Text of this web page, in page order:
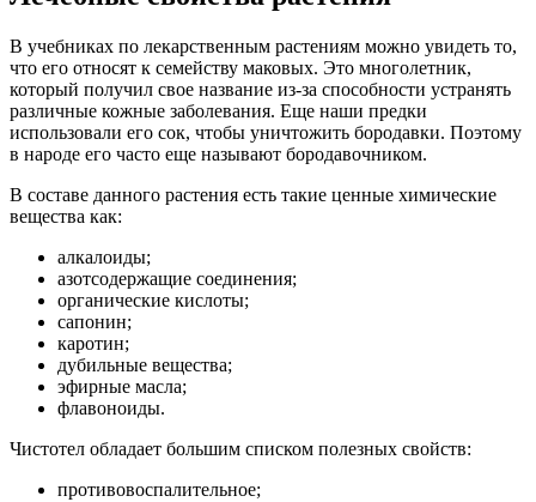
В учебниках по лекарственным растениям можно увидеть то,
что его относят к семейству маковых. Это многолетник,
который получил свое название из-за способности устранять
различные кожные заболевания. Еще наши предки
использовали его сок, чтобы уничтожить бородавки. Поэтому
в народе его часто еще называют бородавочником.
В составе данного растения есть такие ценные химические
вещества как:
алкалоиды;
азотсодержащие соединения;
органические кислоты;
сапонин;
каротин;
дубильные вещества;
эфирные масла;
флавоноиды.
Чистотел обладает большим списком полезных свойств:
противовоспалительное;